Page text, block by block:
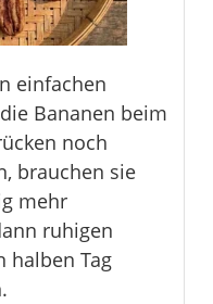
einfachen
Bananen beim
noch
brauchen sie
mehr
ruhigen
halben Tag